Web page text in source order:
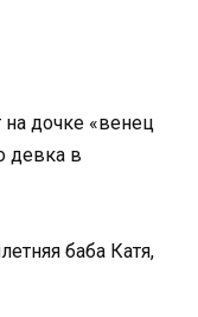
дочке «венец
девка в
баба Катя,